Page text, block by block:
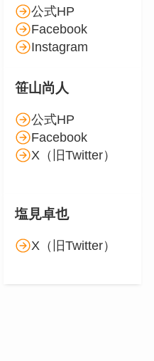
公式HP
Facebook
Instagram
笹山尚人
公式HP
Facebook
X（旧Twitter）
塩見卓也
X（旧Twitter）